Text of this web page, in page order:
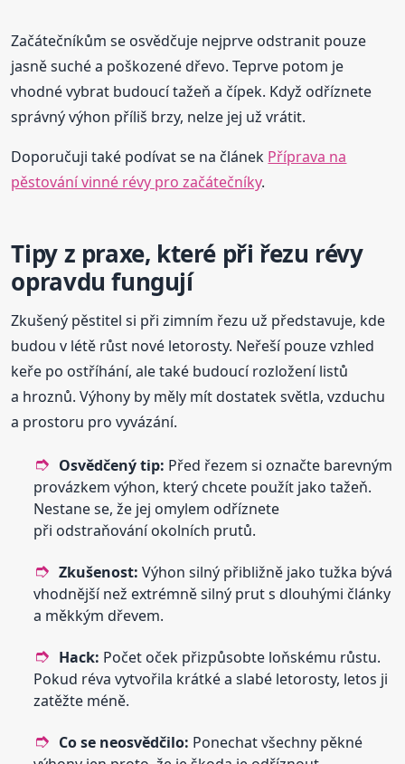
Začátečníkům se osvědčuje nejprve odstranit pouze
jasně suché a poškozené dřevo. Teprve potom je
vhodné vybrat budoucí tažeň a čípek. Když odříznete
správný výhon příliš brzy, nelze jej už vrátit.
Doporučuji také podívat se na článek Příprava na
pěstování vinné révy pro začátečníky.
Tipy z praxe, které při řezu révy
opravdu fungují
Zkušený pěstitel si při zimním řezu už představuje, kde
budou v létě růst nové letorosty. Neřeší pouze vzhled
keře po ostříhání, ale také budoucí rozložení listů
a hroznů. Výhony by měly mít dostatek světla, vzduchu
a prostoru pro vyvázání.
Osvědčený tip: Před řezem si označte barevným
provázkem výhon, který chcete použít jako tažeň.
Nestane se, že jej omylem odříznete
při odstraňování okolních prutů.
Zkušenost: Výhon silný přibližně jako tužka bývá
vhodnější než extrémně silný prut s dlouhými články
a měkkým dřevem.
Hack: Počet oček přizpůsobte loňskému růstu.
Pokud réva vytvořila krátké a slabé letorosty, letos ji
zatěžte méně.
Co se neosvědčilo: Ponechat všechny pěkné